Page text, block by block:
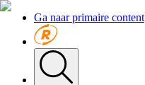
Ga naar primaire content